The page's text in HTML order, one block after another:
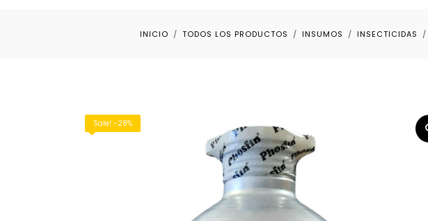
INICIO TODOS LOS PRODUCTOS INSUMOS INSECTICIDAS
Sale! -28%